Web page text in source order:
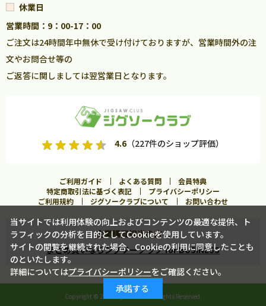
カートに入れる
休業日
営業時間：9：00-17：00
ご注文は24時間年中無休で受け付けておりますが、営業時間外の注
文やお問合せ等の
ご返答に関しましては翌営業日となります。
4.6（227件のショップ評価）
ご利用ガイド よくある質問
会員特典
特定商取引法に基づく表記
プライバシーポリシー
ご利用規約
ジグソークラブについて お問い合わせ
企業購買担当の方へ
まとめ買いならジグソークラブ for BUSINESS
Copyright © 2026 Jigsawclub. All Rights Reserved.
当サイトでは利用体験の向上およびコンテンツの最適な提供、ト
ラフィックの分析を目的としてCookieを使用しています。
サイトの閲覧を継続された場合、Cookieの利用に同意したことも
のといたします。
詳細についてはプライバシーポリシーをご確認ください。
承諾する